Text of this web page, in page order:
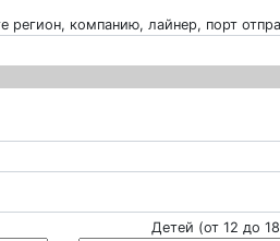
регион, компанию, лайнер, порт
Детей (от 12 до